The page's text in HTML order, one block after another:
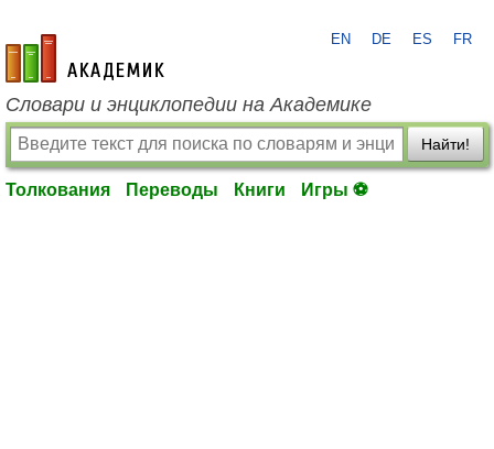
academic.ru
EN DE ES FR
Словари и энциклопедии на Академике
Найти!
Толкования Переводы Книги Игры ⚽